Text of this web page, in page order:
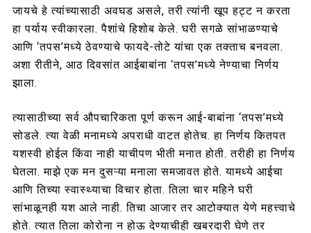
जायचे हे त्यांच्यासाठी अवघड असले, तरी त्यांनी खूप हट्ट न करता
हा पर्याय स्वीकारला. पैशांचे हिशोब केले. घरी सगळे सांभाळण्याचे
आणि ‘तपस’मध्ये ठेवण्याचे फायदे-तोटे यांचा एक तक्ताच बनवला.
अशा रीतीने, आठ दिवसांत आईबाबांना ‘तपस’मध्ये नेण्याचा निर्णय
झाला.
त्यासाठीच्या सर्व औपचारिकता पूर्ण करून आई-बाबांना ‘तपस’मध्ये
सोडले. त्या वेळी मनामध्ये अपराधी वाटत होतेच. हा निर्णय कितपत
यशस्वी होईल किंवा नाही याचीपण भीती मनात होती. तरीही हा निर्णय
घेतला. माझे एक मन दुसऱ्या मनाला समजावत होते. यामध्ये आईचा
आणि तिच्या स्वास्थ्याचा विचार होता. तिला चार महिने घरी
सांभाळूनही यश आले नाही. तिचा आजार तर आटोक्यात येणे महत्त्वाचे
होते. त्यात तिला कोरोना न होऊ देण्याचीही खबरदारी घेणे तर